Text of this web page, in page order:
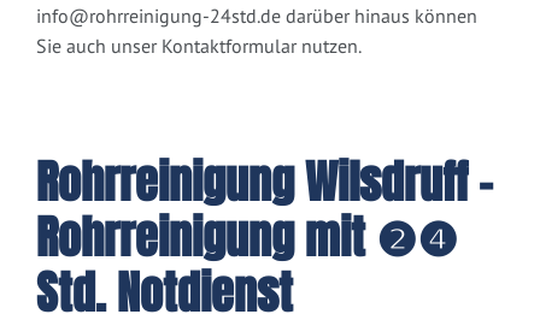
info@rohrreinigung-24std.de darüber hinaus können
Sie auch unser Kontaktformular nutzen.
Rohrreinigung Wilsdruff -
Rohrreinigung mit ❷❹
Std. Notdienst